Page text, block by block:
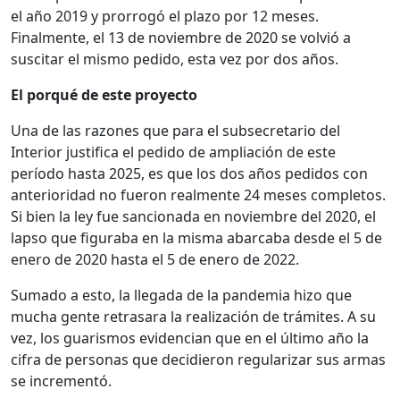
el año 2019 y prorrogó el plazo por 12 meses.
Finalmente, el 13 de noviembre de 2020 se volvió a
suscitar el mismo pedido, esta vez por dos años.
El porqué de este proyecto
Una de las razones que para el subsecretario del
Interior justifica el pedido de ampliación de este
período hasta 2025, es que los dos años pedidos con
anterioridad no fueron realmente 24 meses completos.
Si bien la ley fue sancionada en noviembre del 2020, el
lapso que figuraba en la misma abarcaba desde el 5 de
enero de 2020 hasta el 5 de enero de 2022.
Sumado a esto, la llegada de la pandemia hizo que
mucha gente retrasara la realización de trámites. A su
vez, los guarismos evidencian que en el último año la
cifra de personas que decidieron regularizar sus armas
se incrementó.